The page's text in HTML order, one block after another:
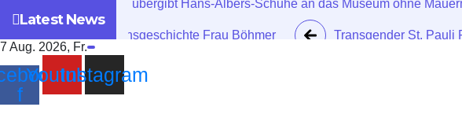
Latest News
Achim Reichel übergibt Hans-Albers-Schuhe an das Museum ohne
Eröffnung: Transgeschichte Frau Böhmer Transgender St. Pauli
7 Aug. 2026, Fr.
f
YoutubeInstagram